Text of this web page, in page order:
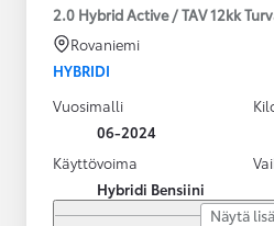
2.0 Hybrid Active / TAV 12kk
Rovaniemi
HYBRIDI
Vuosimalli
06-2024
Käyttövoima
Hybridi Bensiini
Näytä